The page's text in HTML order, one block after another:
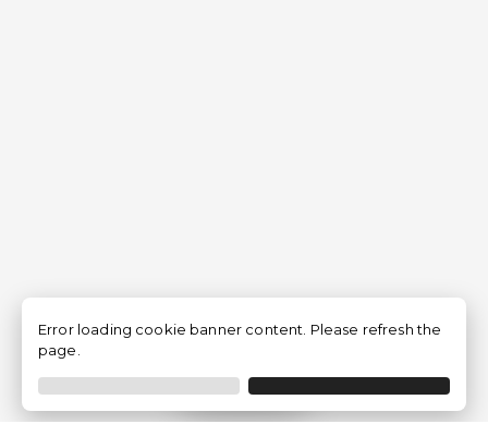
Filtrar
Error loading cookie banner content. Please refresh the
page.